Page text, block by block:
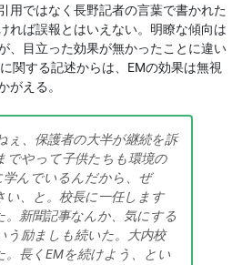
用ではなく長野記者の言葉で書かれた
れば誤報とはいえない。明瞭な傾向は
、目立った効果が無かったことに違い
する記述からは、EMの効果は無視
がえる。
ぇ、保護者の大半が継続を訴
でやって子供たちも環境の
学んでいるんだから、ぜ
い、と。校長に一任します
。新聞記事なんか、気にする
う励ましも続いた。大内校
。長くEMを続けよう、とい